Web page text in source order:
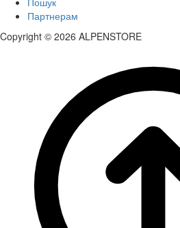
Партнерам
Copyright © 2026 ALPENSTORE